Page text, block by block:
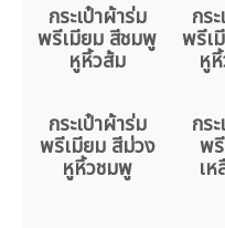
กระเป๋าผ้าร่ม
พรีเมียม สีชมพู
หูหิ้วส้ม
กร
พรีเ
หู
กระเป๋าผ้าร่ม
พรีเมียม สีม่วง
หูหิ้วชมพู
กร
พ
เ